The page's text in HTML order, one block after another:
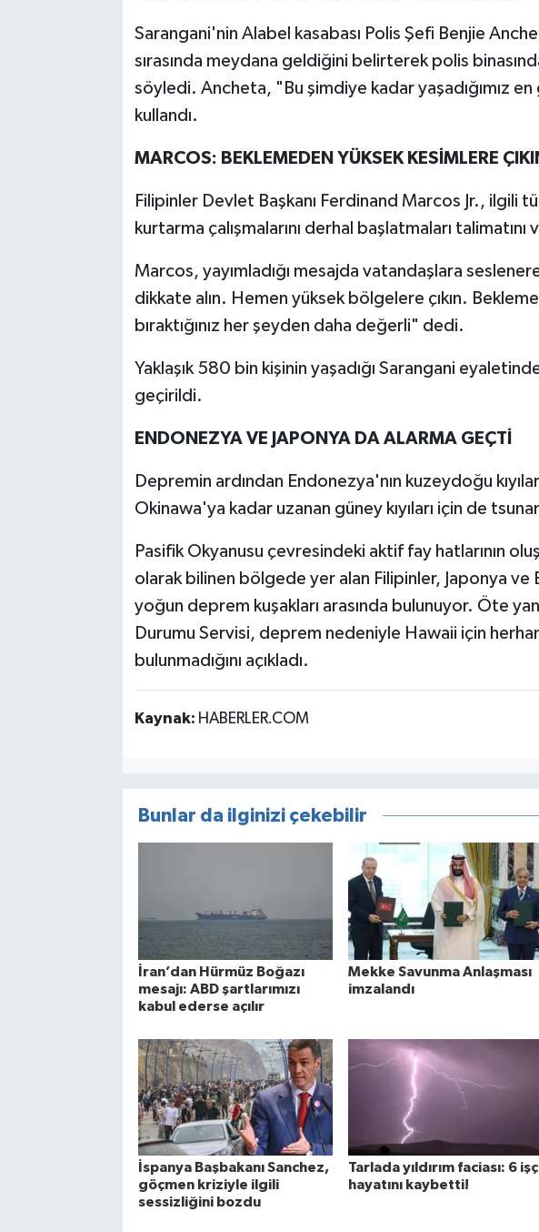
Sarangani'nin Alabel kasabası Polis Şefi Benjie
sırasında meydana geldiğini belirterek polis
söyledi. Ancheta, "Bu şimdiye kadar yaşadığımız
kullandı.
MARCOS: BEKLEMEDEN YÜKSEK KESİMLERE
Filipinler Devlet Başkanı Ferdinand Marcos Jr., ilgili
kurtarma çalışmalarını derhal başlatmaları talimatını
Marcos, yayımladığı mesajda vatandaşlara
dikkate alın. Hemen yüksek bölgelere çıkın.
bıraktığınız her şeyden daha değerli" dedi.
Yaklaşık 580 bin kişinin yaşadığı Sarangani
geçirildi.
ENDONEZYA VE JAPONYA DA ALARMA GEÇTİ
Depremin ardından Endonezya'nın kuzeydoğu
Okinawa'ya kadar uzanan güney kıyıları için de
Pasifik Okyanusu çevresindeki aktif fay hatlarının
olarak bilinen bölgede yer alan Filipinler, Japonya ve
yoğun deprem kuşakları arasında bulunuyor. Öte
Durumu Servisi, deprem nedeniyle Hawaii için
bulunmadığını açıkladı.
Kaynak: HABERLER.COM
Bunlar da ilginizi çekebilir
İran’dan Hürmüz Boğazı
mesajı: ABD şartlarımızı
kabul ederse açılır
Mekke Savunma Anlaşması
imzalandı
İspanya Başbakanı Sanchez,
göçmen kriziyle ilgili
sessizliğini bozdu
Tarlada yıldırım faciası: 6
hayatını kaybetti!